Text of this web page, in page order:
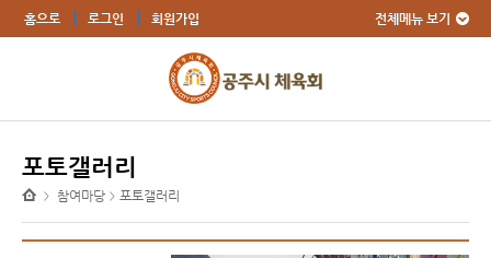
홈으로 로그인 회원가입 전체메뉴 보기
포토갤러리
> 참여마당 > 포토갤러리